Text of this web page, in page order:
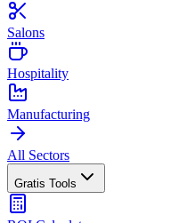
Salons
Hospitality
Manufacturing
All Sectors
Gratis Tools